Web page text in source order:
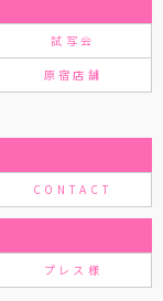
試写会
原宿店舗
CONTACT
プレス様